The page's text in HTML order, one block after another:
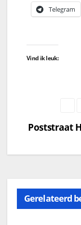
Telegram
Vind ik leuk:
Poststraat
Gerelateerd